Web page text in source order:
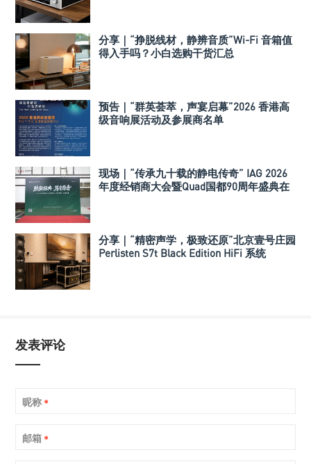
分享｜“挣脱线材，静辨音质”Wi-Fi 音箱值
得入手吗？小白选购干货汇总
预告｜“群英荟萃，声宴启幕”2026 香港高
级音响展活动及参展商名单
现场｜“传承九十载的静电传奇” IAG 2026
年度经销商大会暨Quad国都90周年盛典在
分享｜“精密声学，极致还原”北京壹号庄园
Perlisten S7t Black Edition HiFi 系统
发表评论
昵称 *
邮箱 *